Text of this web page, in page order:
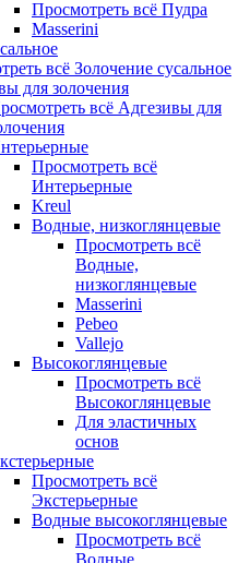
Просмотреть всё Пудра
Masserini
всё Золочение сусальное
для золочения
всё Адгезивы для
Просмотреть всё
Интерьерные
Kreul
Водные, низкоглянцевые
Просмотреть всё
Водные,
низкоглянцевые
Masserini
Pebeo
Vallejo
Высокоглянцевые
Просмотреть всё
Высокоглянцевые
Для эластичных
основ
Просмотреть всё
Экстерьерные
Водные высокоглянцевые
Просмотреть всё
Водные